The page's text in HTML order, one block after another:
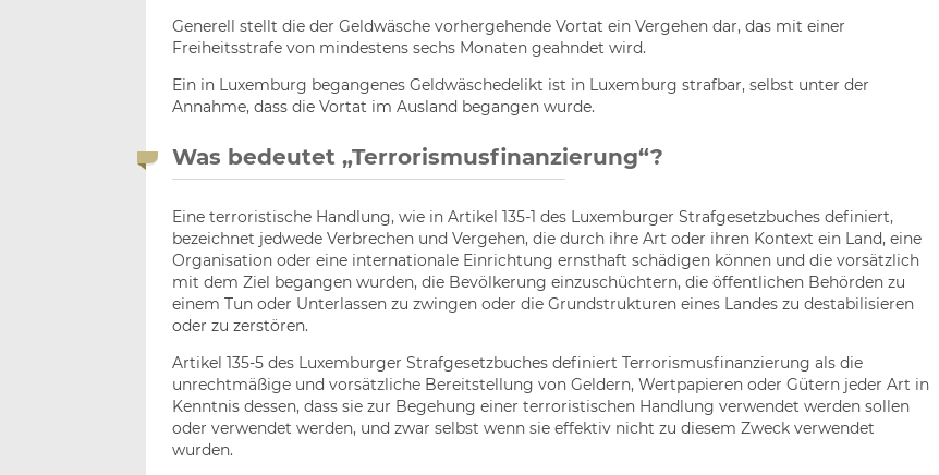
Generell stellt die der Geldwäsche vorhergehende Vortat ein Vergehen dar, das mit einer
Freiheitsstrafe von mindestens sechs Monaten geahndet wird.
Ein in Luxemburg begangenes Geldwäschedelikt ist in Luxemburg strafbar, selbst unter der
Annahme, dass die Vortat im Ausland begangen wurde.
Was bedeutet „Terrorismusfinanzierung“?
Eine terroristische Handlung, wie in Artikel 135-1 des Luxemburger Strafgesetzbuches definiert,
bezeichnet jedwede Verbrechen und Vergehen, die durch ihre Art oder ihren Kontext ein Land, eine
Organisation oder eine internationale Einrichtung ernsthaft schädigen können und die vorsätzlich
mit dem Ziel begangen wurden, die Bevölkerung einzuschüchtern, die öffentlichen Behörden zu
einem Tun oder Unterlassen zu zwingen oder die Grundstrukturen eines Landes zu destabilisieren
oder zu zerstören.
Artikel 135-5 des Luxemburger Strafgesetzbuches definiert Terrorismusfinanzierung als die
unrechtmäßige und vorsätzliche Bereitstellung von Geldern, Wertpapieren oder Gütern jeder Art in
Kenntnis dessen, dass sie zur Begehung einer terroristischen Handlung verwendet werden sollen
oder verwendet werden, und zwar selbst wenn sie effektiv nicht zu diesem Zweck verwendet
wurden.